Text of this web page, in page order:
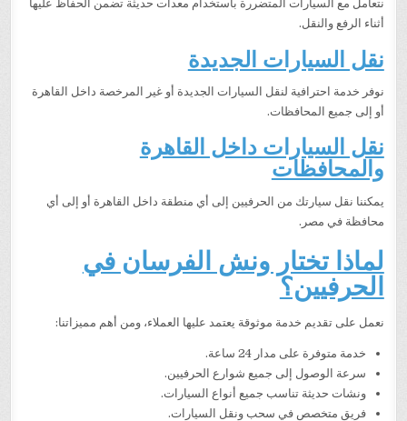
نتعامل مع السيارات المتضررة باستخدام معدات حديثة تضمن الحفاظ عليها
أثناء الرفع والنقل.
نقل السيارات الجديدة
نوفر خدمة احترافية لنقل السيارات الجديدة أو غير المرخصة داخل القاهرة
أو إلى جميع المحافظات.
نقل السيارات داخل القاهرة
والمحافظات
يمكننا نقل سيارتك من الحرفيين إلى أي منطقة داخل القاهرة أو إلى أي
محافظة في مصر.
لماذا تختار ونش الفرسان في
الحرفيين؟
نعمل على تقديم خدمة موثوقة يعتمد عليها العملاء، ومن أهم مميزاتنا:
خدمة متوفرة على مدار 24 ساعة.
سرعة الوصول إلى جميع شوارع الحرفيين.
ونشات حديثة تناسب جميع أنواع السيارات.
فريق متخصص في سحب ونقل السيارات.